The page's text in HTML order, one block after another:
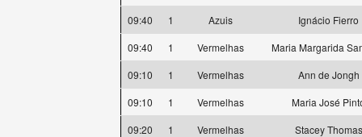
09:40
1 Azuis
Ignácio Fierro
09:40
1 Vermelhas
Maria Margarida
09:10
1 Vermelhas
Ann de Jongh
09:10
1 Vermelhas
Maria José
09:20
1 Vermelhas
Stacey Thomas